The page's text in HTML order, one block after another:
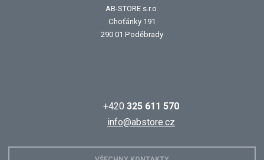
AB-STORE s.r.o.
Choťánky 191
290 01 Poděbrady
+420 325 611 570
info@abstore.cz